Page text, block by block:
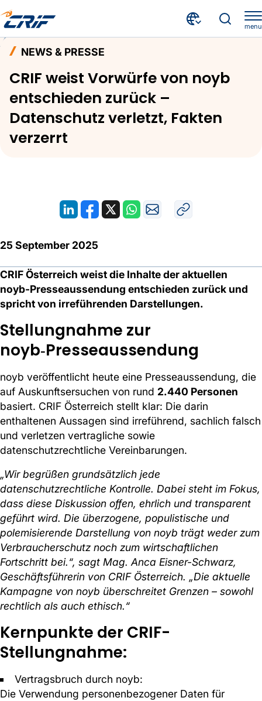
menu
NEWS & PRESSE
CRIF weist Vorwürfe von noyb
entschieden zurück –
Datenschutz verletzt, Fakten
verzerrt
25 September 2025
CRIF Österreich weist die Inhalte der aktuellen
noyb‑Presseaussendung entschieden zurück und
spricht von irreführenden Darstellungen.
Stellungnahme zur
noyb‑Presseaussendung
noyb veröffentlicht heute eine Presseaussendung, die
auf Auskunftsersuchen von rund 2.440 Personen
basiert. CRIF Österreich stellt klar: Die darin
enthaltenen Aussagen sind irreführend, sachlich falsch
und verletzen vertragliche sowie
datenschutzrechtliche Vereinbarungen.
„Wir begrüßen grundsätzlich jede
datenschutzrechtliche Kontrolle. Dabei steht im Fokus,
dass diese Diskussion offen, ehrlich und transparent
geführt wird. Die überzogene, populistische und
polemisierende Darstellung von noyb trägt weder zum
Verbraucherschutz noch zum wirtschaftlichen
Fortschritt bei.“, sagt Mag. Anca Eisner-Schwarz,
Geschäftsführerin von CRIF Österreich. „Die aktuelle
Kampagne von noyb überschreitet Grenzen – sowohl
rechtlich als auch ethisch.“
Kernpunkte der CRIF-
Stellungnahme:
Vertragsbruch durch noyb:
Die Verwendung personenbezogener Daten für